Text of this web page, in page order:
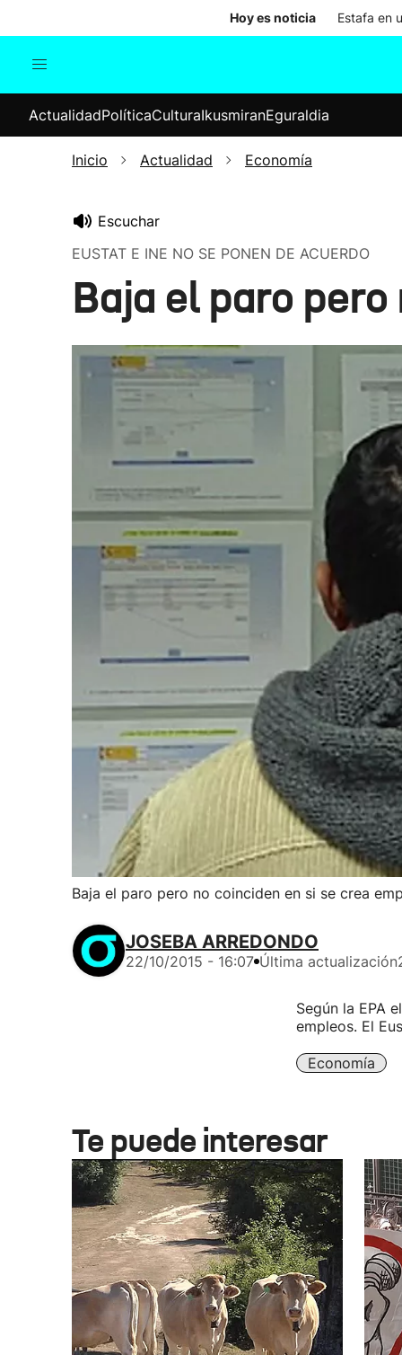
Hoy es noticia Estafa en
Internacional
Elecciones
ActualidadPolíticaCulturaIkusmiranEguraldia
Inicio Actualidad Economía
Escuchar
EUSTAT E INE NO SE PONEN DE ACUERDO
Baja el paro
Baja el paro pero no coinciden en si se crea
JOSEBA ARREDONDO
22/10/2015 - 16:07 Última actualización
Según la EPA
empleos. El
Economía
Te puede interesar